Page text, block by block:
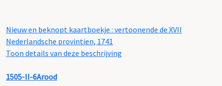
Nieuw en beknopt kaartboekje : vertoonende de XVII
Nederlandsche provintien, 1741
Toon details van deze beschrijving
1505-II-6Arood